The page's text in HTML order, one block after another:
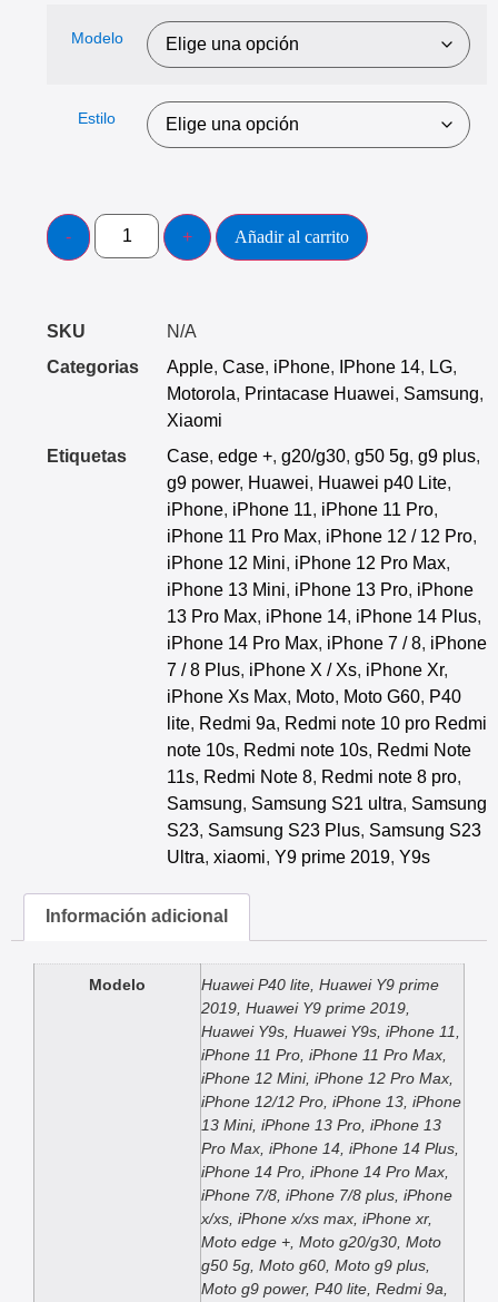
Modelo
Estilo
Añadir al carrito
SKU
N/A
Categorias
Apple, Case, iPhone, IPhone 14, LG,
Motorola, Printacase Huawei, Samsung,
Xiaomi
Etiquetas
Case, edge +, g20/g30, g50 5g, g9 plus,
g9 power, Huawei, Huawei p40 Lite,
iPhone, iPhone 11, iPhone 11 Pro,
iPhone 11 Pro Max, iPhone 12 / 12 Pro,
iPhone 12 Mini, iPhone 12 Pro Max,
iPhone 13 Mini, iPhone 13 Pro, iPhone
13 Pro Max, iPhone 14, iPhone 14 Plus,
iPhone 14 Pro Max, iPhone 7 / 8, iPhone
7 / 8 Plus, iPhone X / Xs, iPhone Xr,
iPhone Xs Max, Moto, Moto G60, P40
lite, Redmi 9a, Redmi note 10 pro Redmi
note 10s, Redmi note 10s, Redmi Note
11s, Redmi Note 8, Redmi note 8 pro,
Samsung, Samsung S21 ultra, Samsung
S23, Samsung S23 Plus, Samsung S23
Ultra, xiaomi, Y9 prime 2019, Y9s
Información adicional
Modelo
Huawei P40 lite, Huawei Y9 prime
2019, Huawei Y9 prime 2019,
Huawei Y9s, Huawei Y9s, iPhone 11,
iPhone 11 Pro, iPhone 11 Pro Max,
iPhone 12 Mini, iPhone 12 Pro Max,
iPhone 12/12 Pro, iPhone 13, iPhone
13 Mini, iPhone 13 Pro, iPhone 13
Pro Max, iPhone 14, iPhone 14 Plus,
iPhone 14 Pro, iPhone 14 Pro Max,
iPhone 7/8, iPhone 7/8 plus, iPhone
x/xs, iPhone x/xs max, iPhone xr,
Moto edge +, Moto g20/g30, Moto
g50 5g, Moto g60, Moto g9 plus,
Moto g9 power, P40 lite, Redmi 9a,